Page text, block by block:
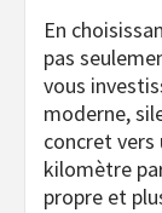
En
pas
vous
moderne,
concret vers
kilomètre
propre et